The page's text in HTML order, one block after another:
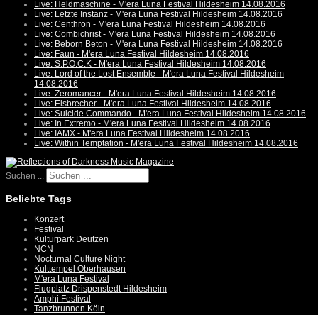
Live: Heldmaschine - M'era Luna Festival Hildesheim 14.08.2016
Live: Letzte Instanz - M'era Luna Festival Hildesheim 14.08.2016
Live: Centhron - M'era Luna Festival Hildesheim 14.08.2016
Live: Combichrist - M'era Luna Festival Hildesheim 14.08.2016
Live: Beborn Beton - M'era Luna Festival Hildesheim 14.08.2016
Live: Faun - M'era Luna Festival Hildesheim 14.08.2016
Live: S.P.O.C.K - M'era Luna Festival Hildesheim 14.08.2016
Live: Lord of the Lost Ensemble - M'era Luna Festival Hildesheim
14.08.2016
Live: Zeromancer - M'era Luna Festival Hildesheim 14.08.2016
Live: Eisbrecher - M'era Luna Festival Hildesheim 14.08.2016
Live: Suicide Commando - M'era Luna Festival Hildesheim 14.08.2016
Live: In Extremo - M'era Luna Festival Hildesheim 14.08.2016
Live: IAMX - M'era Luna Festival Hildesheim 14.08.2016
Live: Within Temptation - M'era Luna Festival Hildesheim 14.08.2016
Suchen ...
Beliebte Tags
Konzert
Festival
Kulturpark Deutzen
NCN
Nocturnal Culture Night
Kulttempel Oberhausen
M'era Luna Festival
Flugplatz Drispenstedt Hildesheim
Amphi Festival
Tanzbrunnen Köln